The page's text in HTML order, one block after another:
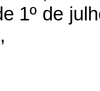
1º de